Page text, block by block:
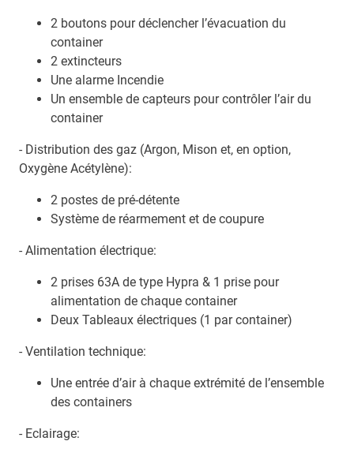
2 boutons pour déclencher l’évacuation du
container
2 extincteurs
Une alarme Incendie
Un ensemble de capteurs pour contrôler l’air du
container
- Distribution des gaz (Argon, Mison et, en option,
Oxygène Acétylène):
2 postes de pré-détente
Système de réarmement et de coupure
- Alimentation électrique:
2 prises 63A de type Hypra & 1 prise pour
alimentation de chaque container
Deux Tableaux électriques (1 par container)
- Ventilation technique:
Une entrée d’air à chaque extrémité de l’ensemble
des containers
- Eclairage: